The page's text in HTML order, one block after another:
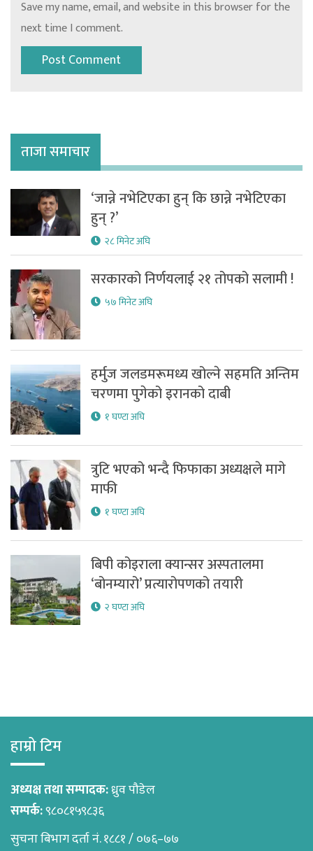
Save my name, email, and website in this browser for the
next time I comment.
ताजा समाचार
‘जान्ने नभेटिएका हुन् कि छान्ने नभेटिएका
हुन् ?’
२८ मिनेट अघि
सरकारको निर्णयलाई २१ तोपको सलामी !
५७ मिनेट अघि
हर्मुज जलडमरूमध्य खोल्ने सहमति अन्तिम
चरणमा पुगेको इरानको दाबी
१ घण्टा अघि
त्रुटि भएको भन्दै फिफाका अध्यक्षले मागे
माफी
१ घण्टा अघि
बिपी कोइराला क्यान्सर अस्पतालमा
‘बोनम्यारो’ प्रत्यारोपणको तयारी
२ घण्टा अघि
हाम्रो टिम
अध्यक्ष तथा सम्पादक:ध्रुव पौडेल
सम्पर्क:९८०८१५९८३६
सुचना बिभाग दर्ता नं. १८८१ / ०७६–७७